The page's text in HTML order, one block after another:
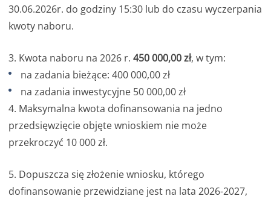
30.06.2026r. do godziny 15:30 lub do czasu wyczerpania
kwoty naboru.
3. Kwota naboru na 2026 r. 450 000,00 zł, w tym:
na zadania bieżące: 400 000,00 zł
na zadania inwestycyjne 50 000,00 zł
4. Maksymalna kwota dofinansowania na jedno
przedsięwzięcie objęte wnioskiem nie może
przekroczyć 10 000 zł.
5. Dopuszcza się złożenie wniosku, którego
dofinansowanie przewidziane jest na lata 2026-2027,